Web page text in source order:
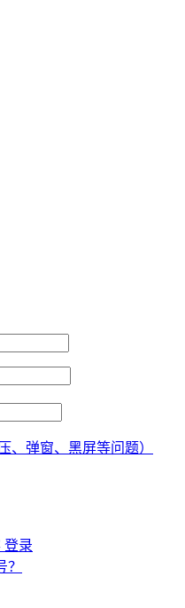
、弹窗、黑屏等问题）
登录